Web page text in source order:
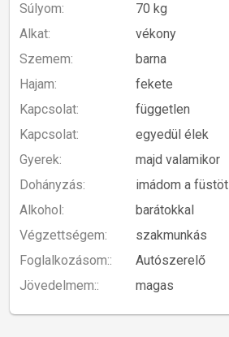
Súlyom:
70 kg
Alkat:
vékony
Szemem:
barna
Hajam:
fekete
Kapcsolat:
független
Kapcsolat:
egyedül élek
Gyerek:
majd valamikor
Dohányzás:
imádom a füstöt
Alkohol:
barátokkal
Végzettségem:
szakmunkás
Foglalkozásom::
Autószerelő
Jövedelmem::
magas